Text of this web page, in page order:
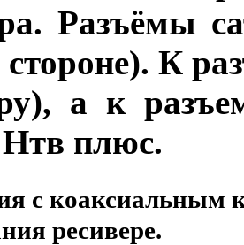
Разъёмы
стороне). К
а к
Нтв плюс.
с коаксиальным